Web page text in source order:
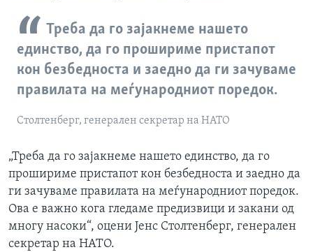
Треба да го зајакнеме нашето
единство, да го прошириме пристапот
кон безбедноста и заедно да ги зачуваме
правилата на меѓународниот поредок.
Столтенберг, генерален секретар на НАТО
„Треба да го зајакнеме нашето единство, да го
прошириме пристапот кон безбедноста и заедно да
ги зачуваме правилата на меѓународниот поредок.
Ова е важно кога гледаме предизвици и закани од
многу насоки“, оцени Јенс Столтенберг, генерален
секретар на НАТО.